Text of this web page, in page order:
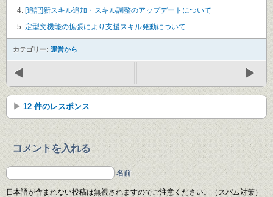
[追記]新スキル追加・スキル調整のアップデートについて
定型文機能の拡張により支援スキル発動について
カテゴリー: 運営から
12 件のレスポンス
コメントを入れる
名前
日本語が含まれない投稿は無視されますのでご注意ください。（スパム対策）